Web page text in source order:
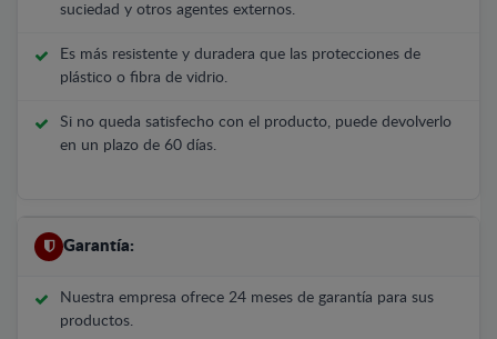
suciedad y otros agentes externos.
Es más resistente y duradera que las protecciones de
plástico o fibra de vidrio.
Si no queda satisfecho con el producto, puede devolverlo
en un plazo de 60 días.
Garantía:
Nuestra empresa ofrece 24 meses de garantía para sus
productos.